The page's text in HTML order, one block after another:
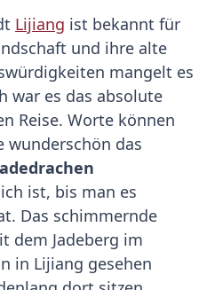
Lijiang ist bekannt für
und ihre alte
mangelt es
war es das absolute
Reise. Worte können
wunderschön das
ist, bis man es
Das schimmernde
dem Jadeberg im
in Lijiang gesehen